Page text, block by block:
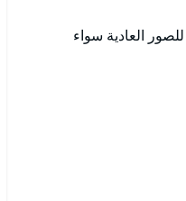
العادية سواء